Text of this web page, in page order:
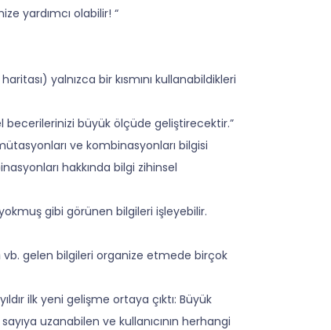
yardımcı olabilir! “
yalnızca bir kısmını kullanabildikleri
büyük ölçüde geliştirecektir.”
ve kombinasyonları bilgisi
hakkında bilgi zihinsel
gibi görünen bilgileri işleyebilir.
vb. gelen bilgileri organize etmede birçok
ilk yeni gelişme ortaya çıktı: Büyük
uzanabilen ve kullanıcının herhangi